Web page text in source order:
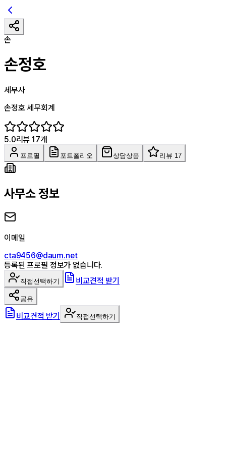
손
손정호
세무사
손정호 세무회계
5.0리뷰17개
프로필 포트폴리오 상담상품 리뷰 17
사무소 정보
이메일
cta9456@daum.net
등록된 프로필 정보가 없습니다.
직접선택하기 비교견적 받기
공유
비교견적 받기 직접선택하기